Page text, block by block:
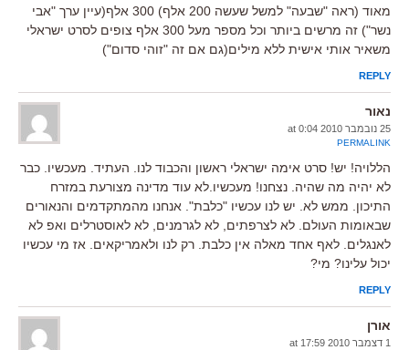
מאוד (ראה "שבעה" למשל שעשה 200 אלף) 300 אלף(עיין ערך "אבי
נשר") זה מרשים ביותר וכל מספר מעל 300 אלף צופים לסרט ישראלי
משאיר אותי אישית ללא מילים(גם אם זה "זוהי סדום")
REPLY
נאור
25 נובמבר 2010 at 0:04
PERMALINK
הללויה! יש! סרט אימה ישראלי ראשון והכבוד לנו. העתיד. מעכשיו. כבר
לא יהיה מה שהיה. נצחנו! מעכשיו.לא עוד מדינה מצורעת במזרח
התיכון. ממש לא. יש לנו עכשיו "כלבת". אנחנו מהמתקדמים והנאורים
שבאומות העולם. לא לצרפתים, לא לגרמנים, לא לאוסטרלים ואפ לא
לאנגלים. לאף אחד מאלה אין כלבת. רק לנו ולאמריקאים. אז מי עכשיו
יכול עלינו? מי?
REPLY
אורן
1 דצמבר 2010 at 17:59